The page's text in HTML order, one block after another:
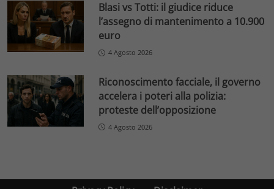
Blasi vs Totti: il giudice riduce
l’assegno di mantenimento a 10.900
euro
4 Agosto 2026
Riconoscimento facciale, il governo
accelera i poteri alla polizia:
proteste dell’opposizione
4 Agosto 2026